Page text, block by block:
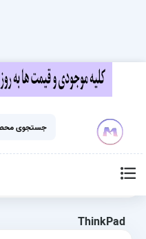
خانه
ThinkPad